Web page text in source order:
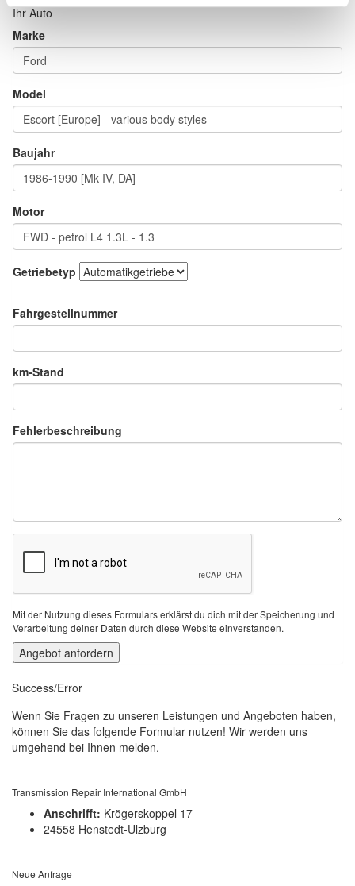
Ihr Auto
Marke
Model
Baujahr
Motor
Getriebetyp
Fahrgestellnummer
km-Stand
Fehlerbeschreibung
Mit der Nutzung dieses Formulars erklärst du dich mit der Speicherung und
Verarbeitung deiner Daten durch diese Website einverstanden.
Success/Error
Wenn Sie Fragen zu unseren Leistungen und Angeboten haben,
können Sie das folgende Formular nutzen! Wir werden uns
umgehend bei Ihnen melden.
Transmission Repair International GmbH
Anschrifft: Krögerskoppel 17
24558 Henstedt-Ulzburg
Neue Anfrage